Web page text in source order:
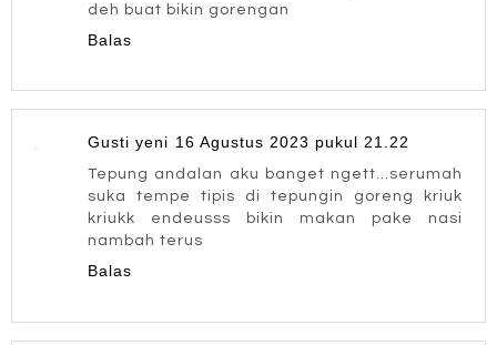
deh buat bikin gorengan
Balas
Gusti yeni 16 Agustus 2023 pukul 21.22
Tepung andalan aku banget ngett...serumah
suka tempe tipis di tepungin goreng kriuk
kriukk endeusss bikin makan pake nasi
nambah terus
Balas